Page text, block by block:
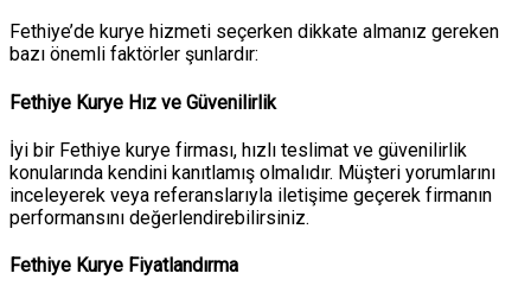
Fethiye’de kurye hizmeti seçerken dikkate almanız gereken
bazı önemli faktörler şunlardır:
Fethiye Kurye Hız ve Güvenilirlik
İyi bir Fethiye kurye firması, hızlı teslimat ve güvenilirlik
konularında kendini kanıtlamış olmalıdır. Müşteri yorumlarını
inceleyerek veya referanslarıyla iletişime geçerek firmanın
performansını değerlendirebilirsiniz.
Fethiye Kurye Fiyatlandırma